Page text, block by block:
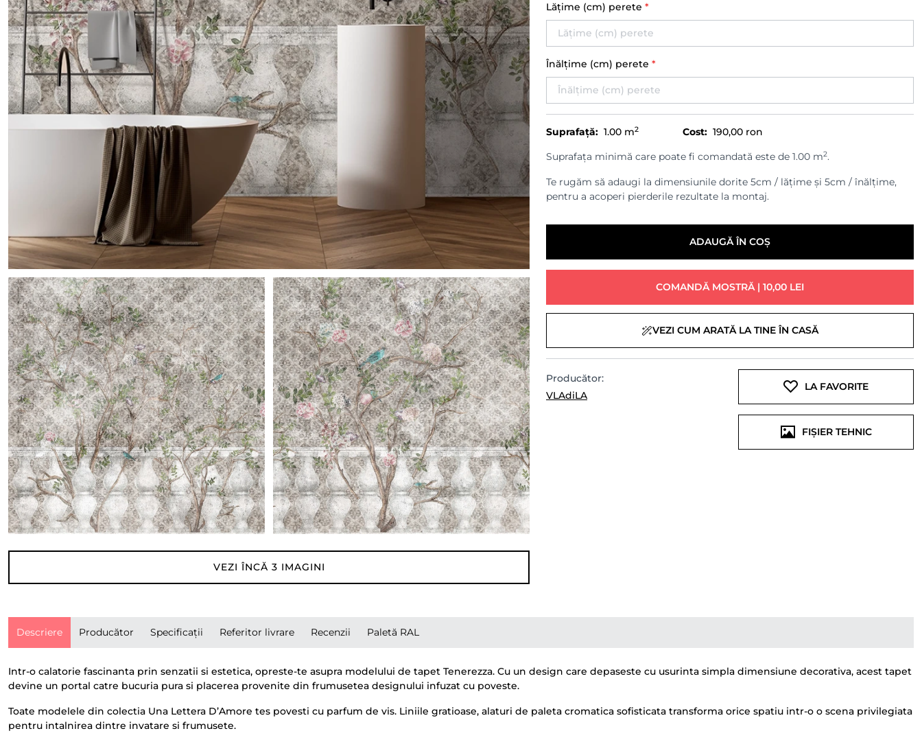
VEZI ÎNCĂ 3 IMAGINI
Lățime (cm) perete *
Înălțime (cm) perete *
Suprafață: 1.00 m2 Cost: 190,00 ron
Suprafața minimă care poate fi comandată este de 1.00 m2.
Te rugăm să adaugi la dimensiunile dorite 5cm / lățime și 5cm / înălțime,
pentru a acoperi pierderile rezultate la montaj.
ADAUGĂ ÎN COȘ
COMANDĂ MOSTRĂ | 10,00 LEI
VEZI CUM ARATĂ LA TINE ÎN CASĂ
Producător:
VLAdiLA
LA FAVORITE
FIȘIER TEHNIC
Descriere Producător Specificații Referitor livrare Recenzii Paletă RAL
Intr-o calatorie fascinanta prin senzatii si estetica, opreste-te asupra modelului de tapet Tenerezza. Cu un design care depaseste cu usurinta simpla dimensiune decorativa, acest tapet
devine un portal catre bucuria pura si placerea provenite din frumusetea designului infuzat cu poveste.
Toate modelele din colectia Una Lettera D’Amore tes povesti cu parfum de vis. Liniile gratioase, alaturi de paleta cromatica sofisticata transforma orice spatiu intr-o o scena privilegiata
pentru intalnirea dintre invatare si frumusete.